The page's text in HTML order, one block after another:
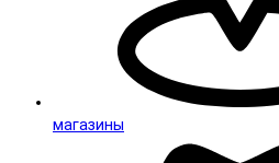
магазины